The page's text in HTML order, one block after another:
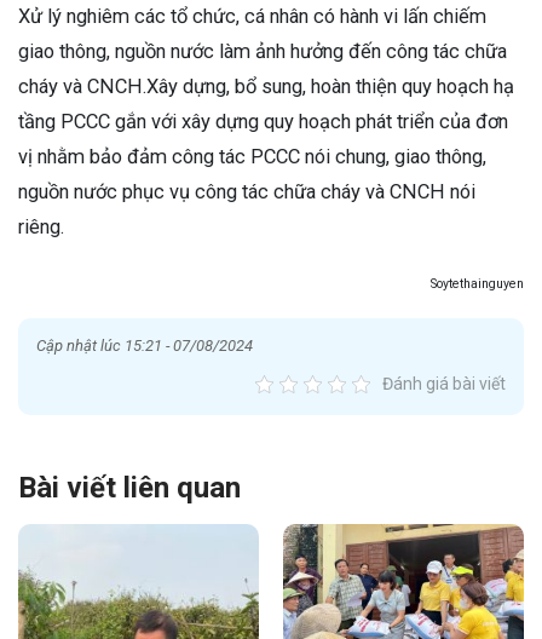
Xử lý nghiêm các tổ chức, cá nhân có hành vi lấn chiếm
giao thông, nguồn nước làm ảnh hưởng đến công tác chữa
cháy và CNCH.Xây dựng, bổ sung, hoàn thiện quy hoạch hạ
tầng PCCC gắn với xây dựng quy hoạch phát triển của đơn
vị nhằm bảo đảm công tác PCCC nói chung, giao thông,
nguồn nước phục vụ công tác chữa cháy và CNCH nói
riêng.
Soytethainguyen
Cập nhật lúc 15:21 - 07/08/2024
Đánh giá bài viết
Bài viết liên quan